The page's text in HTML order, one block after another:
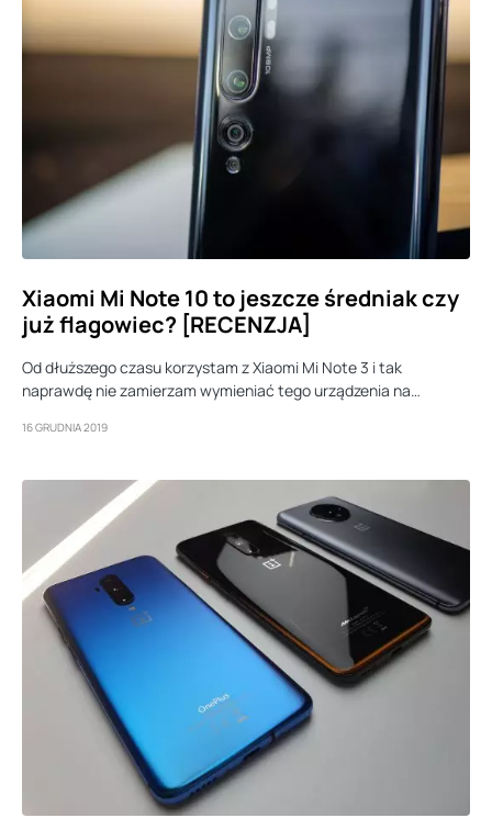
Xiaomi Mi Note 10 to jeszcze średniak czy
już flagowiec? [RECENZJA]
Od dłuższego czasu korzystam z Xiaomi Mi Note 3 i tak
naprawdę nie zamierzam wymieniać tego urządzenia na…
16 GRUDNIA 2019